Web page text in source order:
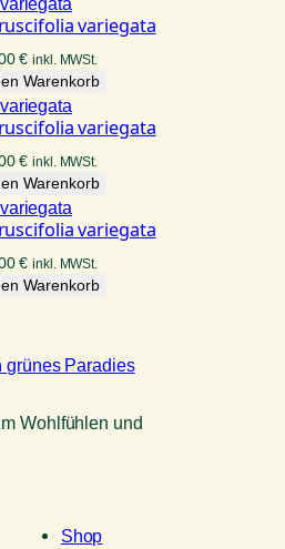
variegata
€ inkl. MWSt.
Warenkorb
variegata
€ inkl. MWSt.
Warenkorb
variegata
€ inkl. MWSt.
Warenkorb
Wohlfühlen und
Shop